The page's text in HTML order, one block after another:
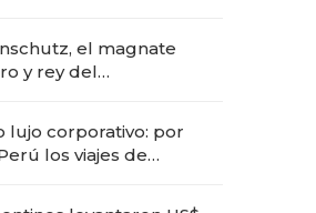
el magnate
y rey del
lujo corporativo: por
los viajes de
en experiencias